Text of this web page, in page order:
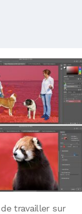
travailler sur